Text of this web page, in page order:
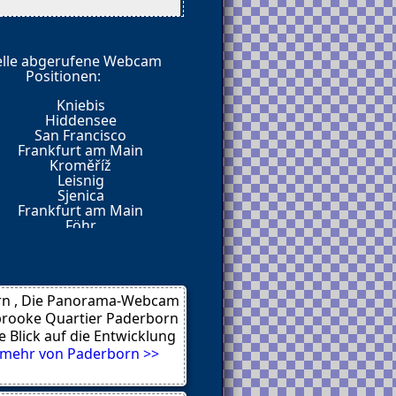
почти 4 года, и при
умолять на внимание от
уровень.
представьте — там
Такие посты нужны
так живёт?
abgerufene Webcam
Positionen:
Kniebis
Hiddensee
San Francisco
Frankfurt am Main
Kroměříž
Leisnig
Sjenica
Frankfurt am Main
Föhr
Limenas
, Die Panorama-Webcam
Quartier Paderborn
Blick auf die Entwicklung
mehr von Paderborn >>